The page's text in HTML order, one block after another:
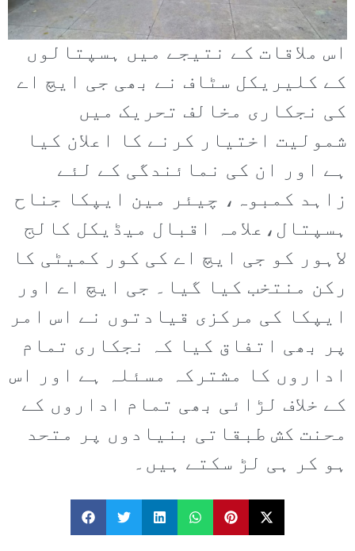
اس ملاقات کے نتیجے میں ہسپتالوں
کے کلیریکل سٹاف نے بھی جی ایچ اے
کی نجکاری مخالف تحریک میں
شمولیت اختیار کرنے کا اعلان کیا
ہے اور ان کی نمائندگی کے لئے
زاہد کمبوہ، چیئر مین ایپکا جناح
ہسپتال،علامہ اقبال میڈیکل کالج
لاہور کو جی ایچ اے کی کور کمیٹی کا
رکن منتخب کیا گیا۔ جی ایچ اے اور
ایپکا کی مرکزی قیادتوں نے اس امر
پر بھی اتفاق کیا کہ نجکاری تمام
اداروں کا مشترکہ مسئلہ ہے اور اس
کے خلاف لڑائی بھی تمام اداروں کے
محنت کش طبقاتی بنیادوں پر متحد
ہو کر ہی لڑ سکتے ہیں۔